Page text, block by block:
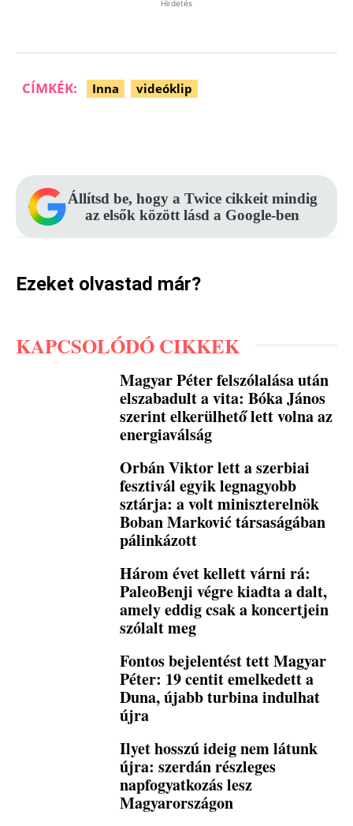
Hirdetés
CÍMKÉK: Inna videóklip
Állítsd be, hogy a Twice cikkeit mindig
az elsők között lásd a Google-ben
Ezeket olvastad már?
KAPCSOLÓDÓ CIKKEK
Magyar Péter felszólalása után
elszabadult a vita: Bóka János
szerint elkerülhető lett volna az
energiaválság
Orbán Viktor lett a szerbiai
fesztivál egyik legnagyobb
sztárja: a volt miniszterelnök
Boban Marković társaságában
pálinkázott
Három évet kellett várni rá:
PaleoBenji végre kiadta a dalt,
amely eddig csak a koncertjein
szólalt meg
Fontos bejelentést tett Magyar
Péter: 19 centit emelkedett a
Duna, újabb turbina indulhat
újra
Ilyet hosszú ideig nem látunk
újra: szerdán részleges
napfogyatkozás lesz
Magyarországon